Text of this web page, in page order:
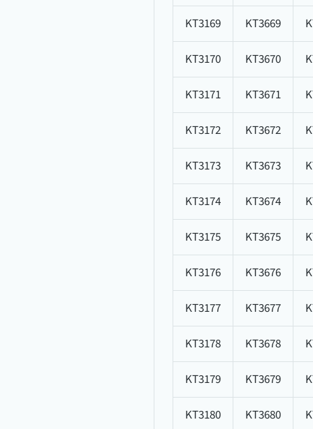
KT3169 KT3669
KT3170 KT3670
KT3171 KT3671
KT3172 KT3672
KT3173 KT3673
KT3174 KT3674
KT3175 KT3675
KT3176 KT3676
KT3177 KT3677
KT3178 KT3678
KT3179 KT3679
KT3180 KT3680